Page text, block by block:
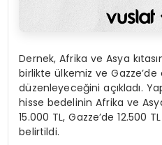
Dernek, Afrika ve Asya
birlikte ülkemiz ve
düzenleyeceğini açıkladı.
hisse bedelinin Afrika ve
15.000 TL, Gazze’de 12.500
belirtildi.